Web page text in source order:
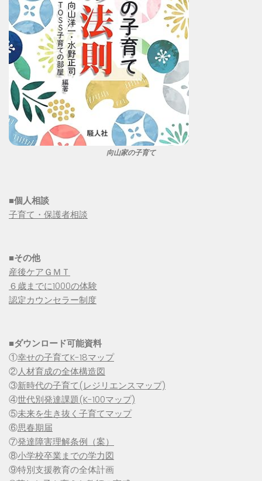
向山家の子育て
■個人相談
子育て・保護者相談
■その他
産後ケアＧＭＴ
６歳までに1000の体験
認定カウンセラー制度
■ダウンロード可能資料
①幸せの子育てK-18マップ
②人材育成の全体構造図
③新時代の子育て(レジリエンスマップ)
④世代別発達課題(K-100マップ)
⑤未来を生き抜く子育てマップ
⑥思春期届
⑦発達障害理解条例（案）
⑧小学校卒業までの学力図
⑨特別支援教育の全体計画